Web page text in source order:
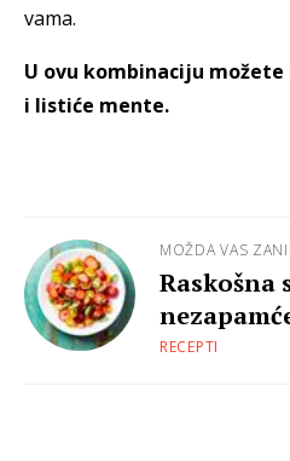
vama.
U ovu kombinaciju
i listiće mente.
MOŽDA VAS
Raskošna
dressingom
RECEPTI